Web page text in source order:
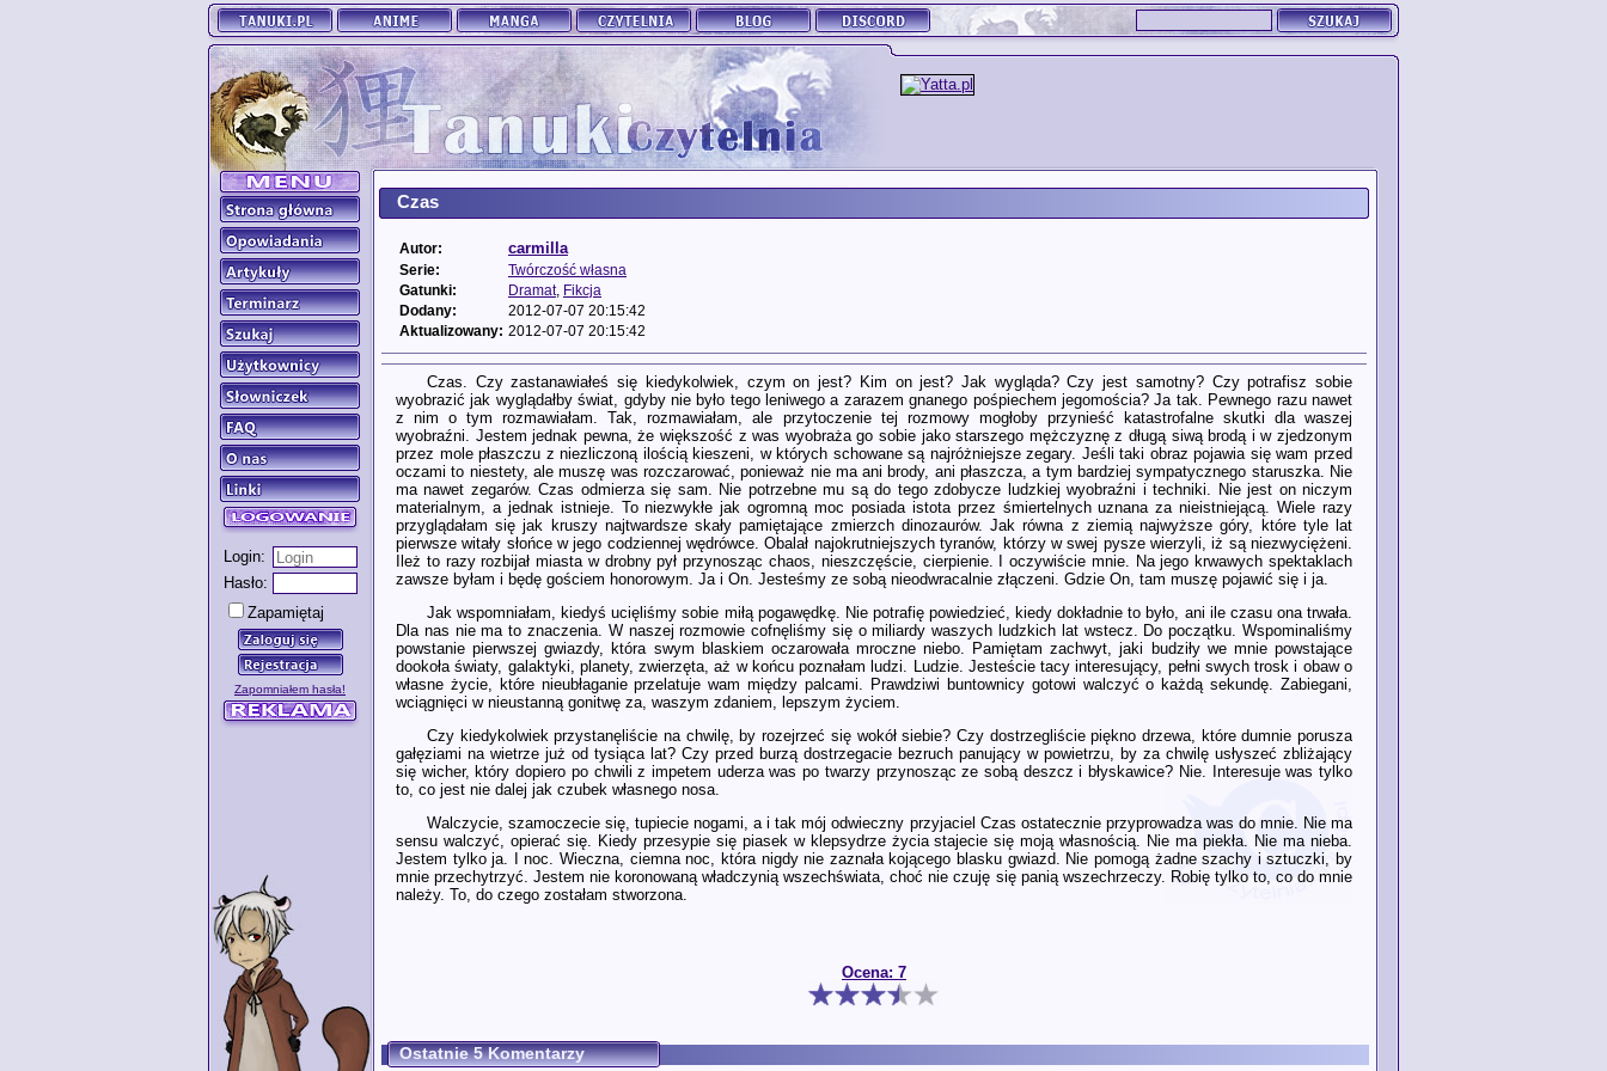
Login:
Hasło:
Zapamiętaj
Zapomniałem hasła!
Czas
Autor: carmilla
Serie:
Twórczość własna
Gatunki:
Dramat, Fikcja
Dodany:
2012-07-07 20:15:42
Aktualizowany: 2012-07-07 20:15:42
Czas. Czy zastanawiałeś się kiedykolwiek, czym on jest? Kim on jest? Jak wygląda? Czy jest samotny? Czy potrafisz sobie
wyobrazić jak wyglądałby świat, gdyby nie było tego leniwego a zarazem gnanego pośpiechem jegomościa? Ja tak. Pewnego razu nawet
z nim o tym rozmawiałam. Tak, rozmawiałam, ale przytoczenie tej rozmowy mogłoby przynieść katastrofalne skutki dla waszej
wyobraźni. Jestem jednak pewna, że większość z was wyobraża go sobie jako starszego mężczyznę z długą siwą brodą i w zjedzonym
przez mole płaszczu z niezliczoną ilością kieszeni, w których schowane są najróżniejsze zegary. Jeśli taki obraz pojawia się wam przed
oczami to niestety, ale muszę was rozczarować, ponieważ nie ma ani brody, ani płaszcza, a tym bardziej sympatycznego staruszka. Nie
ma nawet zegarów. Czas odmierza się sam. Nie potrzebne mu są do tego zdobycze ludzkiej wyobraźni i techniki. Nie jest on niczym
materialnym, a jednak istnieje. To niezwykłe jak ogromną moc posiada istota przez śmiertelnych uznana za nieistniejącą. Wiele razy
przyglądałam się jak kruszy najtwardsze skały pamiętające zmierzch dinozaurów. Jak równa z ziemią najwyższe góry, które tyle lat
pierwsze witały słońce w jego codziennej wędrówce. Obalał najokrutniejszych tyranów, którzy w swej pysze wierzyli, iż są niezwyciężeni.
Ileż to razy rozbijał miasta w drobny pył przynosząc chaos, nieszczęście, cierpienie. I oczywiście mnie. Na jego krwawych spektaklach
zawsze byłam i będę gościem honorowym. Ja i On. Jesteśmy ze sobą nieodwracalnie złączeni. Gdzie On, tam muszę pojawić się i ja.
Jak wspomniałam, kiedyś ucięliśmy sobie miłą pogawędkę. Nie potrafię powiedzieć, kiedy dokładnie to było, ani ile czasu ona trwała.
Dla nas nie ma to znaczenia. W naszej rozmowie cofnęliśmy się o miliardy waszych ludzkich lat wstecz. Do początku. Wspominaliśmy
powstanie pierwszej gwiazdy, która swym blaskiem oczarowała mroczne niebo. Pamiętam zachwyt, jaki budziły we mnie powstające
dookoła światy, galaktyki, planety, zwierzęta, aż w końcu poznałam ludzi. Ludzie. Jesteście tacy interesujący, pełni swych trosk i obaw o
własne życie, które nieubłaganie przelatuje wam między palcami. Prawdziwi buntownicy gotowi walczyć o każdą sekundę. Zabiegani,
wciągnięci w nieustanną gonitwę za, waszym zdaniem, lepszym życiem.
Czy kiedykolwiek przystanęliście na chwilę, by rozejrzeć się wokół siebie? Czy dostrzegliście piękno drzewa, które dumnie porusza
gałęziami na wietrze już od tysiąca lat? Czy przed burzą dostrzegacie bezruch panujący w powietrzu, by za chwilę usłyszeć zbliżający
się wicher, który dopiero po chwili z impetem uderza was po twarzy przynosząc ze sobą deszcz i błyskawice? Nie. Interesuje was tylko
to, co jest nie dalej jak czubek własnego nosa.
Walczycie, szamoczecie się, tupiecie nogami, a i tak mój odwieczny przyjaciel Czas ostatecznie przyprowadza was do mnie. Nie ma
sensu walczyć, opierać się. Kiedy przesypie się piasek w klepsydrze życia stajecie się moją własnością. Nie ma piekła. Nie ma nieba.
Jestem tylko ja. I noc. Wieczna, ciemna noc, która nigdy nie zaznała kojącego blasku gwiazd. Nie pomogą żadne szachy i sztuczki, by
mnie przechytrzyć. Jestem nie koronowaną władczynią wszechświata, choć nie czuję się panią wszechrzeczy. Robię tylko to, co do mnie
należy. To, do czego zostałam stworzona.
Ocena: 7
Ostatnie 5 Komentarzy